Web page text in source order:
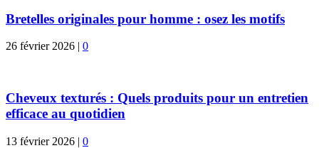
Bretelles originales pour homme : osez les motifs
26 février 2026 | 0
Cheveux texturés : Quels produits pour un entretien
efficace au quotidien
13 février 2026 | 0